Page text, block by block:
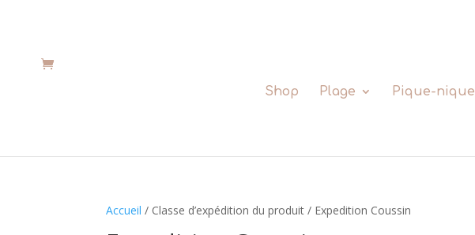
Shop Plage Pique-nique
Accueil / Classe d’expédition du produit / Expedition Coussin